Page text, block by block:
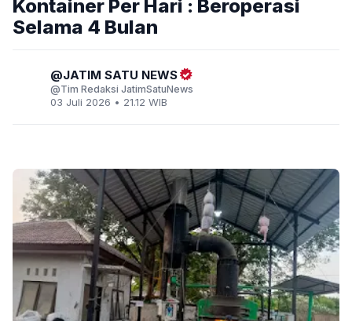
Kontainer Per Hari : Beroperasi
Selama 4 Bulan
JATIM SATU NEWS
Tim Redaksi JatimSatuNews
03 Juli 2026 • 21.12 WIB